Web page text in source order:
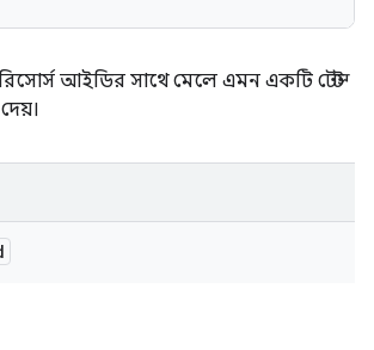
আইডির সাথে মেলে এমন একটি টেস্ট